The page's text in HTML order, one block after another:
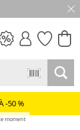
-50 %
moment